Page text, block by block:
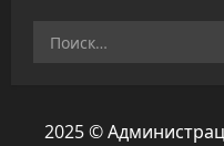
Найти:
2025 ©